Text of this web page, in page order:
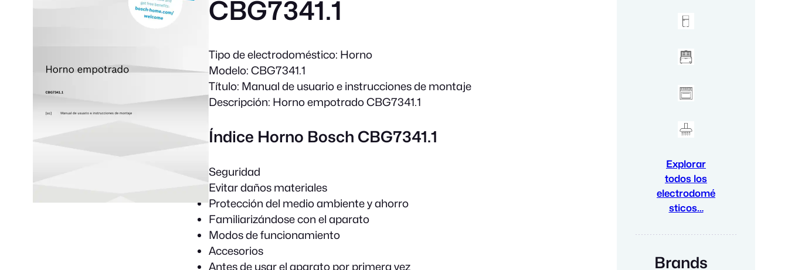
CBG7341.1
Tipo de electrodoméstico: Horno
Modelo: CBG7341.1
Título: Manual de usuario e instrucciones de montaje
Descripción: Horno empotrado CBG7341.1
Índice Horno Bosch CBG7341.1
Seguridad
Evitar daños materiales
Protección del medio ambiente y ahorro
Familiarizándose con el aparato
Modos de funcionamiento
Accesorios
Antes de usar el aparato por primera vez
Explorar
todos los
electrodomé
sticos…
Brands